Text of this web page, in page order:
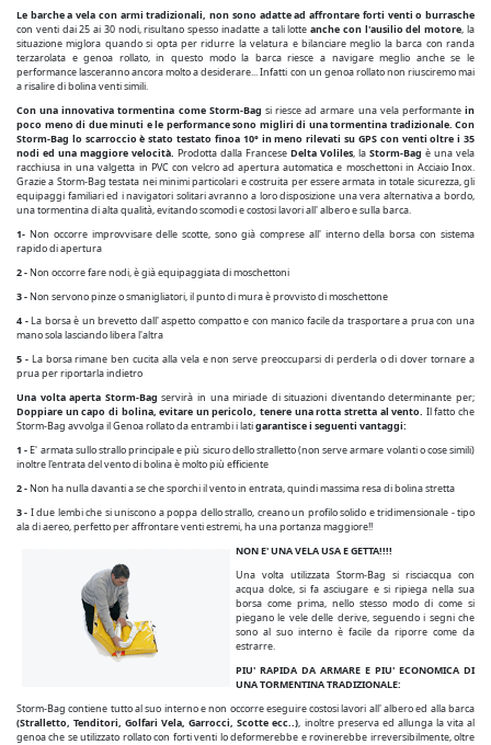
Le barche a vela con armi tradizionali, non sono adatte ad affrontare forti venti o burrasche
con venti dai 25 ai 30 nodi, risultano spesso inadatte a tali lotteanche con l'ausilio del motore, la
situazione miglora quando si opta per ridurre la velatura e bilanciare meglio la barca con randa
terzarolata e genoa rollato, in questo modo la barca riesce a navigare meglio anche se le
performance lasceranno ancora molto a desiderare... Infatti con un genoa rollato non riusciremo mai
a risalire di bolina venti simili.
Con una innovativa tormentina come Storm-Bag si riesce ad armare una vela performantein
poco meno di due minuti e le performance sono migliri di una tormentina tradizionale. Con
Storm-Bag lo scarroccio è stato testato finoa 10° in meno rilevati su GPS con venti oltre i 35
nodi ed una maggiore velocità. Prodotta dalla Francese Delta Voliles, la Storm-Bag è una vela
racchiusa in una valgetta in PVC con velcro ad apertura automatica e moschettoni in Acciaio Inox.
Grazie a Storm-Bag testata nei minimi particolari e costruita per essere armata in totale sicurezza, gli
equipaggi familiari ed i navigatori solitari avranno a loro disposizione una vera alternativa a bordo,
una tormentina di alta qualità, evitando scomodi e costosi lavori all' albero e sulla barca.
1- Non occorre improvvisare delle scotte, sono già comprese all' interno della borsa con sistema
rapido di apertura
2 -Non occorre fare nodi, è già equipaggiata di moschettoni
3 -Non servono pinze o smanigliatori, il punto di mura è provvisto di moschettone
4 -La borsa è un brevetto dall' aspetto compatto e con manico facile da trasportare a prua con una
mano sola lasciando libera l'altra
5 -La borsa rimane ben cucita alla vela e non serve preoccuparsi di perderla o di dover tornare a
prua per riportarla indietro
Una volta aperta Storm-Bag servirà in una miriade di situazioni diventando determinante per;
Doppiare un capo di bolina, evitare un pericolo, tenere una rotta stretta al vento. Il fatto che
Storm-Bag avvolga il Genoa rollato da entrambi i latigarantisce i seguenti vantaggi:
1 -E' armata sullo strallo principale e più sicuro dello stralletto (non serve armare volanti o cose simili)
inoltre l'entrata del vento di bolina è molto più efficiente
2 -Non ha nulla davanti a se che sporchi il vento in entrata, quindi massima resa di bolina stretta
3 - I due lembi che si uniscono a poppa dello strallo, creano un profilo solido e tridimensionale - tipo
ala di aereo, perfetto per affrontare venti estremi, ha una portanza maggiore!!
NON E' UNA VELA USA E GETTA!!!!
Una volta utilizzata Storm-Bag si risciacqua con
acqua dolce, si fa asciugare e si ripiega nella sua
borsa come prima, nello stesso modo di come si
piegano le vele delle derive, seguendo i segni che
sono al suo interno è facile da riporre come da
estrarre.
PIU' RAPIDA DA ARMARE E PIU' ECONOMICA DI
UNA TORMENTINA TRADIZIONALE:
Storm-Bag contiene tutto al suo interno e non occorre eseguire costosi lavori all' albero ed alla barca
(Stralletto, Tenditori, Golfari Vela, Garrocci, Scotte ecc..), inoltre preserva ed allunga la vita al
genoa che se utilizzato rollato con forti venti lo deformerebbe e rovinerebbe irreversibilmente, oltre